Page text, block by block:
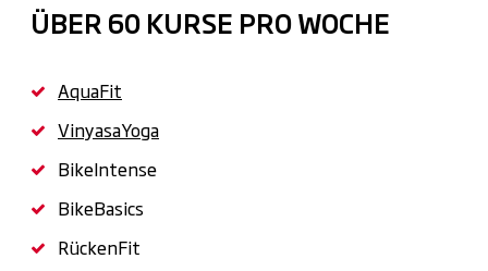
ÜBER 60 KURSE PRO WOCHE
AquaFit
VinyasaYoga
BikeIntense
BikeBasics
RückenFit